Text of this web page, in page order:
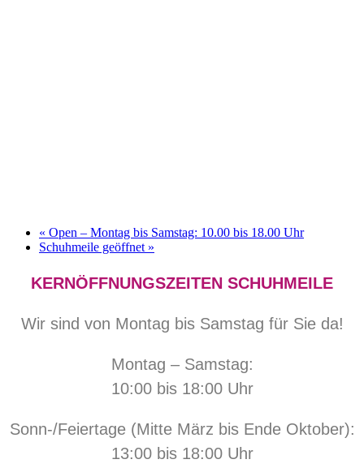
« Open – Montag bis Samstag: 10.00 bis 18.00 Uhr
Schuhmeile geöffnet »
KERNÖFFNUNGSZEITEN SCHUHMEILE
Wir sind von Montag bis Samstag für Sie da!
Montag – Samstag:
10:00 bis 18:00 Uhr
Sonn-/Feiertage (Mitte März bis Ende Oktober):
13:00 bis 18:00 Uhr